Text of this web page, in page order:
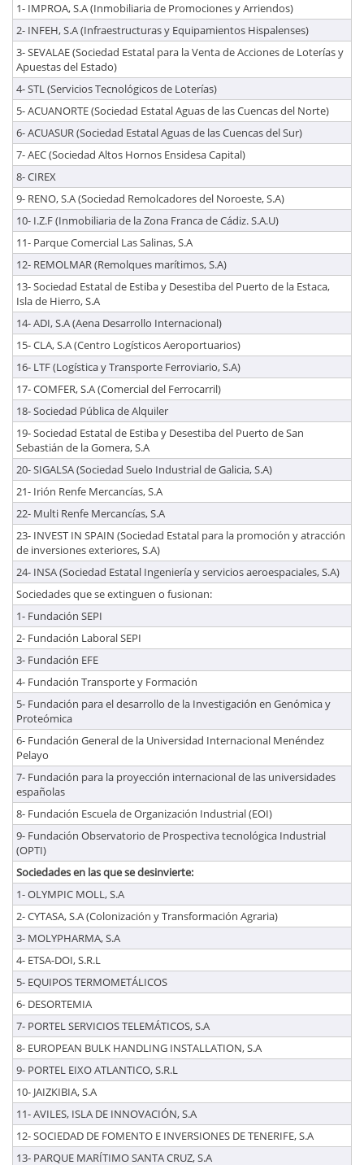
1- IMPROA, S.A (Inmobiliaria de Promociones y Arriendos)
2- INFEH, S.A (Infraestructuras y Equipamientos Hispalenses)
3- SEVALAE (Sociedad Estatal para la Venta de Acciones de Loterías y
Apuestas del Estado)
4- STL (Servicios Tecnológicos de Loterías)
5- ACUANORTE (Sociedad Estatal Aguas de las Cuencas del Norte)
6- ACUASUR (Sociedad Estatal Aguas de las Cuencas del Sur)
7- AEC (Sociedad Altos Hornos Ensidesa Capital)
8- CIREX
9- RENO, S.A (Sociedad Remolcadores del Noroeste, S.A)
10- I.Z.F (Inmobiliaria de la Zona Franca de Cádiz. S.A.U)
11- Parque Comercial Las Salinas, S.A
12- REMOLMAR (Remolques marítimos, S.A)
13- Sociedad Estatal de Estiba y Desestiba del Puerto de la Estaca,
Isla de Hierro, S.A
14- ADI, S.A (Aena Desarrollo Internacional)
15- CLA, S.A (Centro Logísticos Aeroportuarios)
16- LTF (Logística y Transporte Ferroviario, S.A)
17- COMFER, S.A (Comercial del Ferrocarril)
18- Sociedad Pública de Alquiler
19- Sociedad Estatal de Estiba y Desestiba del Puerto de San
Sebastián de la Gomera, S.A
20- SIGALSA (Sociedad Suelo Industrial de Galicia, S.A)
21- Irión Renfe Mercancías, S.A
22- Multi Renfe Mercancías, S.A
23- INVEST IN SPAIN (Sociedad Estatal para la promoción y atracción
de inversiones exteriores, S.A)
24- INSA (Sociedad Estatal Ingeniería y servicios aeroespaciales, S.A)
Sociedades que se extinguen o fusionan:
1- Fundación SEPI
2- Fundación Laboral SEPI
3- Fundación EFE
4- Fundación Transporte y Formación
5- Fundación para el desarrollo de la Investigación en Genómica y
Proteómica
6- Fundación General de la Universidad Internacional Menéndez
Pelayo
7- Fundación para la proyección internacional de las universidades
españolas
8- Fundación Escuela de Organización Industrial (EOI)
9- Fundación Observatorio de Prospectiva tecnológica Industrial
(OPTI)
Sociedades en las que se desinvierte:
1- OLYMPIC MOLL, S.A
2- CYTASA, S.A (Colonización y Transformación Agraria)
3- MOLYPHARMA, S.A
4- ETSA-DOI, S.R.L
5- EQUIPOS TERMOMETÁLICOS
6- DESORTEMIA
7- PORTEL SERVICIOS TELEMÁTICOS, S.A
8- EUROPEAN BULK HANDLING INSTALLATION, S.A
9- PORTEL EIXO ATLANTICO, S.R.L
10- JAIZKIBIA, S.A
11- AVILES, ISLA DE INNOVACIÓN, S.A
12- SOCIEDAD DE FOMENTO E INVERSIONES DE TENERIFE, S.A
13- PARQUE MARÍTIMO SANTA CRUZ, S.A